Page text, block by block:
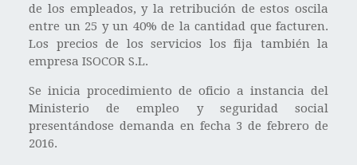
de los empleados, y la retribución de estos oscila
entre un 25 y un 40% de la cantidad que facturen.
Los precios de los servicios los fija también la
empresa ISOCOR S.L.
Se inicia procedimiento de oficio a instancia del
Ministerio de empleo y seguridad social
presentándose demanda en fecha 3 de febrero de
2016.